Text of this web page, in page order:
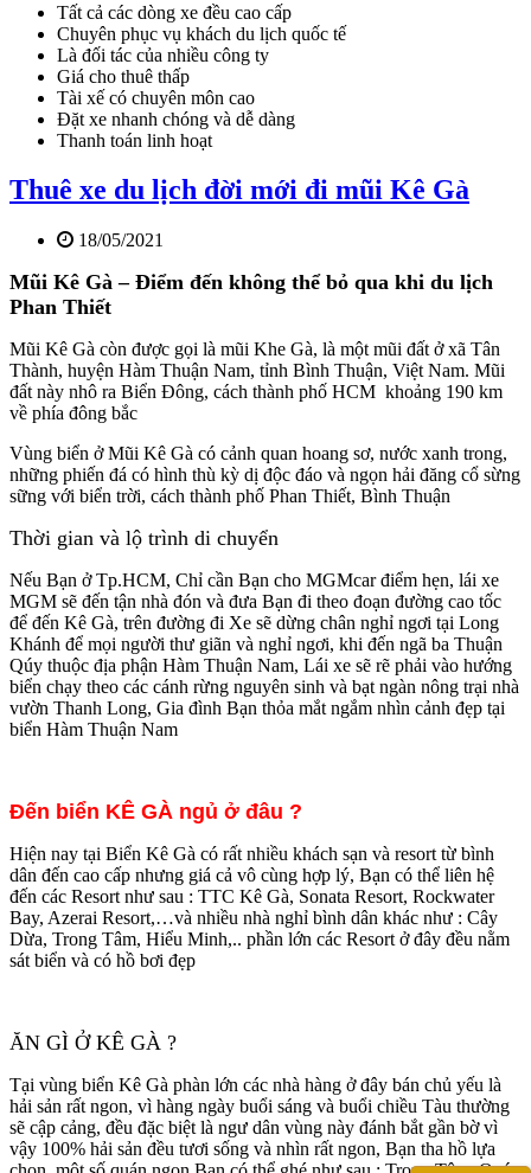
Tất cả các dòng xe đều cao cấp
Chuyên phục vụ khách du lịch quốc tế
Là đối tác của nhiều công ty
Giá cho thuê thấp
Tài xế có chuyên môn cao
Đặt xe nhanh chóng và dễ dàng
Thanh toán linh hoạt
Thuê xe du lịch đời mới đi mũi Kê Gà
18/05/2021
Mũi Kê Gà – Điểm đến không thể bỏ qua khi du lịch
Phan Thiết
Mũi Kê Gà còn được gọi là mũi Khe Gà, là một mũi đất ở xã Tân
Thành, huyện Hàm Thuận Nam, tỉnh Bình Thuận, Việt Nam. Mũi
đất này nhô ra Biển Đông, cách thành phố HCM khoảng 190 km
về phía đông bắc
Vùng biển ở Mũi Kê Gà có cảnh quan hoang sơ, nước xanh trong,
những phiến đá có hình thù kỳ dị độc đáo và ngọn hải đăng cổ sừng
sững với biển trời, cách thành phố Phan Thiết, Bình Thuận
Thời gian và lộ trình di chuyển
Nếu Bạn ở Tp.HCM, Chỉ cần Bạn cho MGMcar điểm hẹn, lái xe
MGM sẽ đến tận nhà đón và đưa Bạn đi theo đoạn đường cao tốc
để đến Kê Gà, trên đường đi Xe sẽ dừng chân nghỉ ngơi tại Long
Khánh để mọi người thư giãn và nghỉ ngơi, khi đến ngã ba Thuận
Qúy thuộc địa phận Hàm Thuận Nam, Lái xe sẽ rẽ phải vào hướng
biển chạy theo các cánh rừng nguyên sinh và bạt ngàn nông trại nhà
vườn Thanh Long, Gia đình Bạn thỏa mắt ngắm nhìn cảnh đẹp tại
biển Hàm Thuận Nam
Đến biển KÊ GÀ ngủ ở đâu ?
Hiện nay tại Biển Kê Gà có rất nhiều khách sạn và resort từ bình
dân đến cao cấp nhưng giá cả vô cùng hợp lý, Bạn có thể liên hệ
đến các Resort như sau : TTC Kê Gà, Sonata Resort, Rockwater
Bay, Azerai Resort,…và nhiều nhà nghỉ bình dân khác như : Cây
Dừa, Trong Tâm, Hiểu Minh,.. phần lớn các Resort ở đây đều nằm
sát biển và có hồ bơi đẹp
ĂN GÌ Ở KÊ GÀ ?
Tại vùng biển Kê Gà phàn lớn các nhà hàng ở đây bán chủ yếu là
hải sản rất ngon, vì hàng ngày buổi sáng và buổi chiều Tàu thường
sẽ cập cảng, đều đặc biệt là ngư dân vùng này đánh bắt gần bờ vì
vậy 100% hải sản đều tươi sống và nhìn rất ngon, Bạn tha hồ lựa